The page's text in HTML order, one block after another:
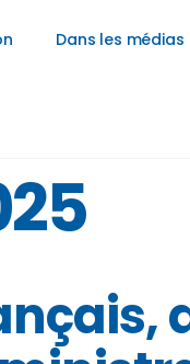
Dans les médias